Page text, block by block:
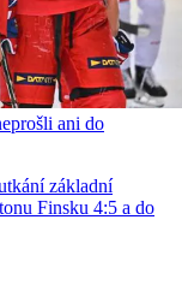
ani do
základní
Finsku 4:5 a do